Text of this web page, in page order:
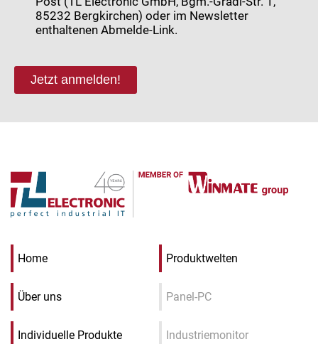
85232 Bergkirchen) oder im Newsletter
enthaltenen Abmelde-Link.
Jetzt anmelden!
Home
Über uns
Individuelle Produkte
Produktwelten
Panel-PC
Industriemonitor